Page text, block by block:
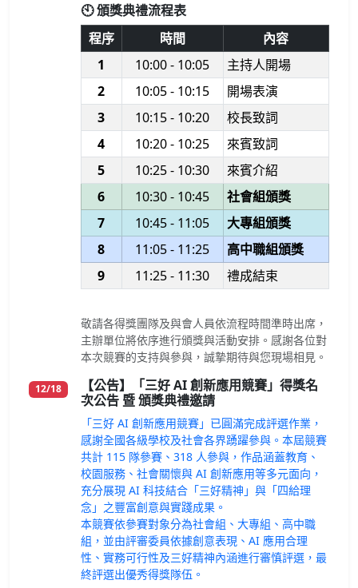
🕙 頒獎典禮流程表
程序
時間
內容
1
10:00 - 10:05
主持人開場
2
10:05 - 10:15
開場表演
3
10:15 - 10:20
校長致詞
4
10:20 - 10:25
來賓致詞
5
10:25 - 10:30
來賓介紹
6
10:30 - 10:45
社會組頒獎
7
10:45 - 11:05
大專組頒獎
8
11:05 - 11:25
高中職組頒獎
9
11:25 - 11:30 禮成結束
敬請各得獎團隊及與會人員依流程時間準時出席，
主辦單位將依序進行頒獎與活動安排。感謝各位對
本次競賽的支持與參與，誠摯期待與您現場相見。
12/18
【公告】「三好 AI 創新應用競賽」得獎名
次公告 暨 頒獎典禮邀請
「三好 AI 創新應用競賽」已圓滿完成評選作業，
感謝全國各級學校及社會各界踴躍參與。本屆競賽
共計 115 隊參賽、318 人參與，作品涵蓋教育、
校園服務、社會關懷與 AI 創新應用等多元面向，
充分展現 AI 科技結合「三好精神」與「四給理
念」之豐富創意與實踐成果。
本競賽依參賽對象分為社會組、大專組、高中職
組，並由評審委員依據創意表現、AI 應用合理
性、實務可行性及三好精神內涵進行審慎評選，最
終評選出優秀得獎隊伍。